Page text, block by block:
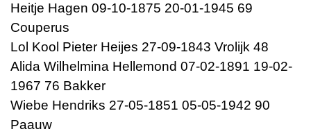
Heitje Hagen 09-10-1875 20-01-1945 69
Couperus
Lol Kool Pieter Heijes 27-09-1843 Vrolijk 48
Alida Wilhelmina Hellemond 07-02-1891 19-02-
1967 76 Bakker
Wiebe Hendriks 27-05-1851 05-05-1942 90
Paauw